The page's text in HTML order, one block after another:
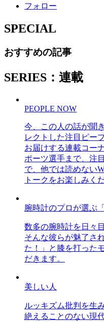
フォロー
SPECIAL
おすすめの記事
SERIES：連載
PEOPLE NOW
今、この人の話が聞
レクトした注目ピー
お届けする連載コー
ポーツ選手まで、注
で、他では読めない
トークをお楽しみく
腕時計のプロが選ぶ
数多の腕時計を日々
そんな彼らが魅了さ
た！」と膝を打った
だきます。
美しい人
ルッキズム批判を生
絶えることのない現